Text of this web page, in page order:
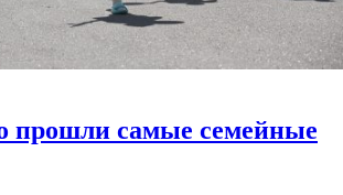
прошли самые семейные